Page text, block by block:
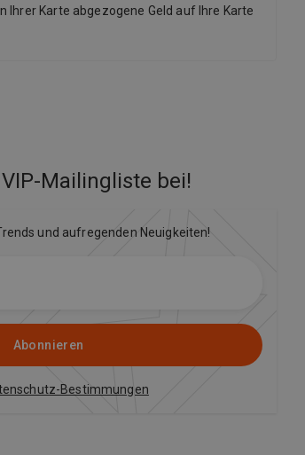
Karte abgezogene Geld auf Ihre Karte
Mailingliste bei!
und aufregenden Neuigkeiten!
Abonnieren
Bestimmungen